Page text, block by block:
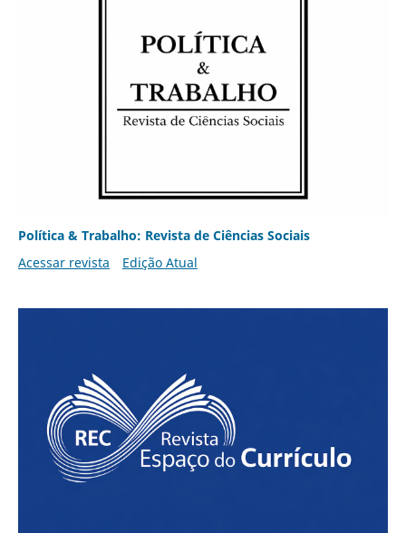
Política & Trabalho: Revista de Ciências Sociais
Acessar revista
Edição Atual